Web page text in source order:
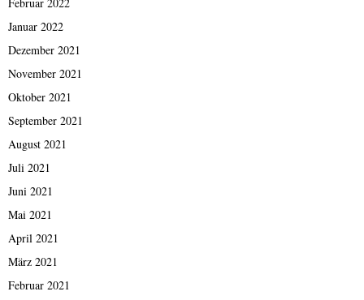
Februar 2022
Januar 2022
Dezember 2021
November 2021
Oktober 2021
September 2021
August 2021
Juli 2021
Juni 2021
Mai 2021
April 2021
März 2021
Februar 2021